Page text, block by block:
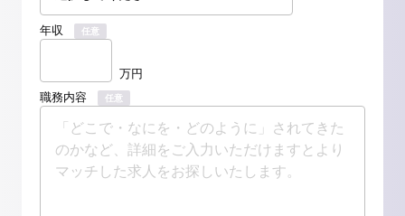
年収 任意
万円
職務内容
任意